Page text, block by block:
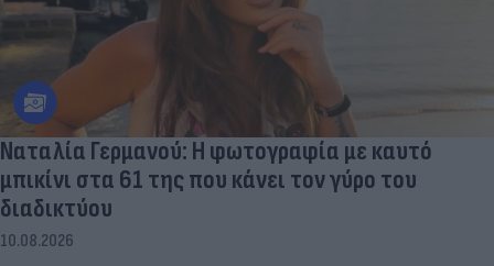
Ναταλία Γερμανού: Η φωτογραφία με καυτό
μπικίνι στα 61 της που κάνει τον γύρο του
διαδικτύου
10.08.2026